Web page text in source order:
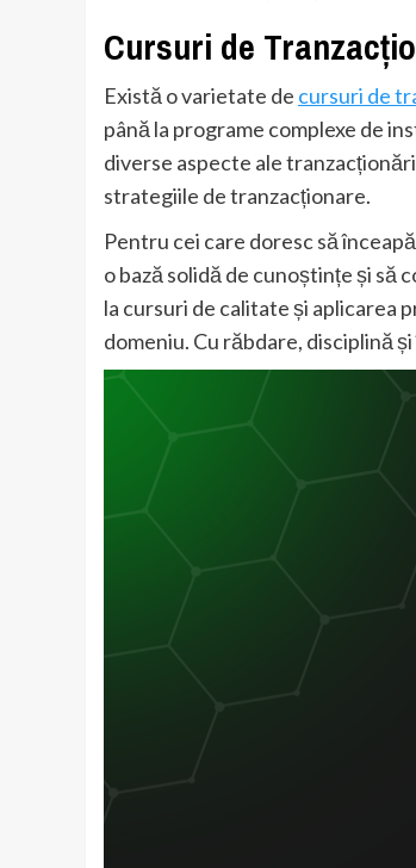
Cursuri de
Există o varietate de cursuri de
până la programe complexe de
diverse aspecte ale
strategiile de tranzacționare.
Pentru cei care doresc să
o bază solidă de cunoștințe și să
la cursuri de calitate și aplicarea
domeniu. Cu răbdare, disciplină